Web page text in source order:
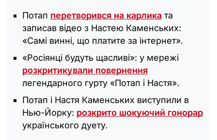
Потап перетворився на карлика та
записав відео з Настею Каменських:
«Самі винні, що платите за інтернет‎».
«Росіянці будуть щасливі»: у мережі
розкритикували повернення
легендарного гурту «Потап і Настя».
Потап і Настя Каменських виступили в
Нью-Йорку: розкрито шокуючий гонорар
українського дуету.